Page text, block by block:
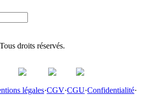
droits réservés.
légales·CGV·CGU·Confidentialité·